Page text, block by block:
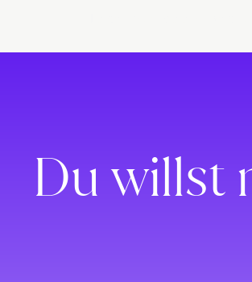
Du willst